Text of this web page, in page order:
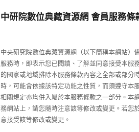
中研院數位典藏資源網 會員服務條
中央研究院數位典藏資源網（以下簡稱本網站）
服務時，即表示您已閱讀、了解並同意接受本服
的國家或地域排除本服務條款內容之全部或部分
時，可能會依據該特定功能之性質，而須遵守本
相關規定亦均併入屬於本服務條款之一部分。本
務網站上，請您隨時注意該等修改或變更。若您
意接受該等修改或變更。